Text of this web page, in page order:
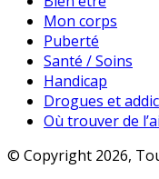
Mon corps
Puberté
Santé / Soins
Handicap
Drogues et
Où trouver de
© Copyright 2026,